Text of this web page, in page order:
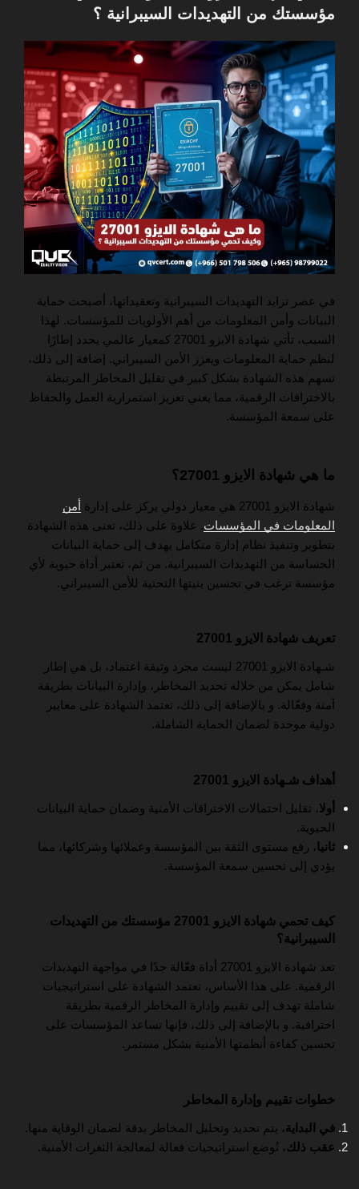
مؤسستك من التهديدات السيبرانية ؟
في عصر تزايد التهديدات السيبرانية وتعقيداتها، أصبحت حماية
البيانات وأمن المعلومات من أهم الأولويات للمؤسسات. لهذا
السبب، تأتي شهادة الايزو 27001 كمعيار عالمي يحدد إطارًا
لنظم حماية المعلومات ويعزز الأمن السيبراني. إضافة إلى ذلك،
تسهم هذه الشهادة بشكل كبير في تقليل المخاطر المرتبطة
بالاختراقات الرقمية، مما يعني تعزيز استمرارية العمل والحفاظ
على سمعة المؤسسة.
ما هي شهادة الايزو 27001؟
شهادة الايزو 27001 هي معيار دولي يركز على إدارة
أمن
المعلومات في المؤسسات. علاوة على ذلك، تعنى هذه الشهادة
بتطوير وتنفيذ نظام إدارة متكامل يهدف إلى حماية البيانات
الحساسة من التهديدات السيبرانية. من ثم، تعتبر أداة حيوية لأي
مؤسسة ترغب في تحسين بنيتها التحتية للأمن السيبراني.
تعريف شهادة الايزو 27001
شـهادة الايزو 27001 ليست مجرد وثيقة اعتماد، بل هي إطار
شامل يمكن من خلاله تحديد المخاطر، وإدارة البيانات بطريقة
آمنة وفعّالة. و بالإضافة إلى ذلك، تعتمد الشهادة على معايير
دولية موحدة لضمان الحماية الشاملة.
أهداف شـهادة الايزو 27001
أولا، تقليل احتمالات الاختراقات الأمنية وضمان حماية البيانات
الحيوية.
ثانيا ، رفع مستوى الثقة بين المؤسسة وعملائها وشركائها، مما
يؤدي إلى تحسين سمعة المؤسسة.
كيف تحمي شهادة الايزو 27001 مؤسستك من التهديدات
السيبرانية؟
تعد شهادة الايزو 27001 أداة فعّالة جدًا في مواجهة التهديدات
الرقمية. على هذا الأساس، تعتمد الشهادة على استراتيجيات
شاملة تهدف إلى تقييم وإدارة المخاطر الرقمية بطريقة
احترافية. و بالإضافة إلى ذلك، فإنها تساعد المؤسسات على
تحسين كفاءة أنظمتها الأمنية بشكل مستمر.
خطوات تقييم وإدارة المخاطر
في البداية، يتم تحديد وتحليل المخاطر بدقة لضمان الوقاية منها.
عقب ذلك، تُوضع استراتيجيات فعالة لمعالجة الثغرات الأمنية.